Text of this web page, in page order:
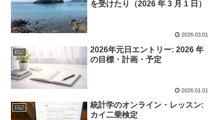
を受けたり（2026 年 3 月 1 日）
2026.03.01
日記
2026年元日エントリー: 2026 年
の目標・計画・予定
2026.01.01
日記
統計学のオンライン・レッスン:
カイ二乗検定